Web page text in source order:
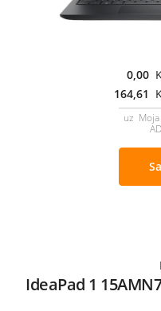
0,00
164,61
uz Moja
IdeaPad 1